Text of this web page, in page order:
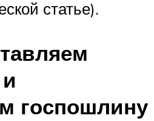
статье).
госпошлину